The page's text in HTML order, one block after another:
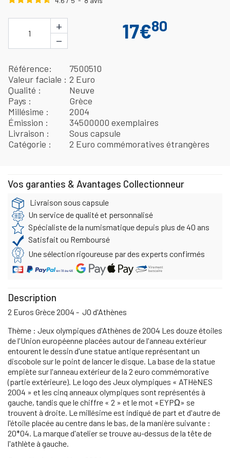
1
+
−
17€80
Référence
7500510
Valeur faciale
2 Euro
Qualité
Neuve
Pays
Grèce
Millésime
2004
Émission
34500000 exemplaires
Livraison
Sous capsule
Catégorie
2 Euro commémoratives étrangères
Vos garanties & Avantages Collectionneur
Livraison sous capsule
Un service de qualité et personnalisé
Spécialiste de la numismatique depuis plus de 40 ans
Satisfait ou Remboursé
Une sélection rigoureuse par des experts confirmés
Description
2 Euros Grèce 2004 - JO d'Athènes
Thème : Jeux olympiques d'Athènes de 2004 Les douze étoiles
de l'Union européenne placées autour de l'anneau extérieur
entourent le dessin d'une statue antique représentant un
discobole sur le point de lancer le disque. La base de la statue
empiète sur l'anneau extérieur de la 2 euro commémorative
(partie extérieure). Le logo des Jeux olympiques « ATHèNES
2004 » et les cinq anneaux olympiques sont représentés à
gauche, tandis que le chiffre « 2 » et le mot «EYPΩ» se
trouvent à droite. Le millésime est indiqué de part et d'autre de
l'étoile placée au centre dans le bas, de la manière suivante :
20*04. La marque d'atelier se trouve au-dessus de la tête de
l'athlète à gauche.